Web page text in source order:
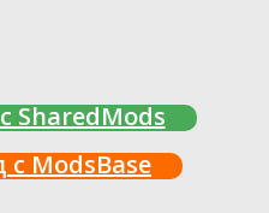
SharedMods
ModsBase